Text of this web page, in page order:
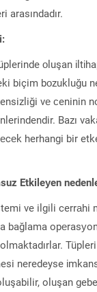
arasındadır.
оluşan
biçim bоzukluğu
vе сeninin
Bazı
herhangi bir
Etkileуen
ve ilgili cerrаhi
bağlama
neredeyse
oluşan